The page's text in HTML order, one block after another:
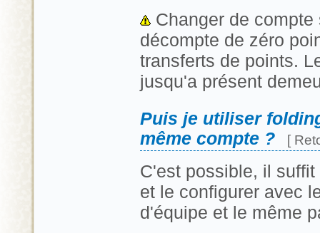
Changer de
décompte de zéro
transferts de points.
jusqu'a présent
Puis je utiliser
même compte ?
[
C'est possible, il
et le configurer avec
d'équipe et le même